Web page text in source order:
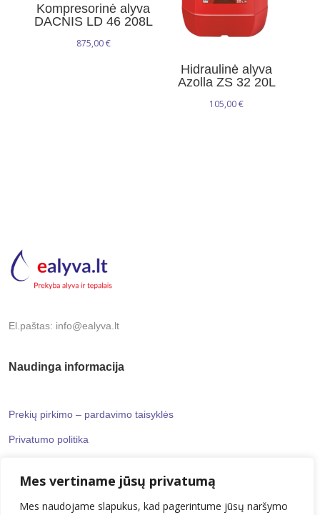
Mes vertiname jūsų privatumą
Mes naudojame slapukus, kad pagerintume jūsų naršymo
Kompresorinė alyva
DACNIS LD 46 208L
875,00€
Hidraulinė alyva
Azolla ZS 32 20L
105,00€
El.paštas: info@ealyva.lt
Naudinga informacija
Prekių pirkimo – pardavimo taisyklės
Privatumo politika
Informaciniai puslapiai